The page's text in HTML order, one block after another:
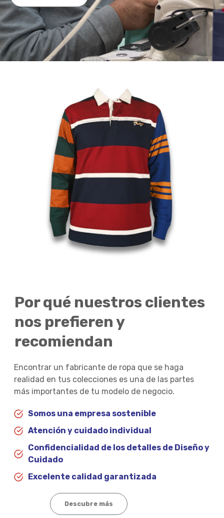
Por qué nuestros clientes
nos prefieren y
recomiendan
Encontrar un fabricante de ropa que se haga
realidad en tus colecciones es una de las partes
más importantes de tu modelo de negocio.
Somos una empresa sostenible
Atención y cuidado individual
Confidencialidad de los detalles de Diseño y
Cuidado
Excelente calidad garantizada
Descubre más